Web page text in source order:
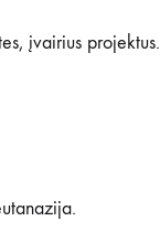
įvairius projektus.